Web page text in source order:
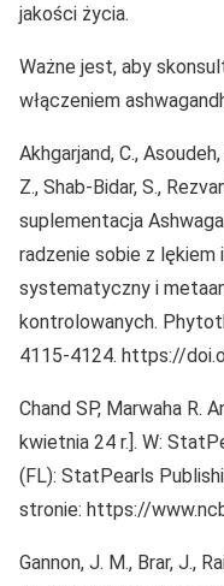
jakości życia.
Ważne jest, aby
włączeniem
Akhgarjand, C.,
Z., Shab-Bidar, S.,
suplementacja
radzenie sobie z
systematyczny i
kontrolowanych.
4115-4124. https://
Chand SP, Marwaha R.
kwietnia 24 r.]. W:
(FL): StatPearls
stronie: https://
Gannon, J. M., Brar, J.,